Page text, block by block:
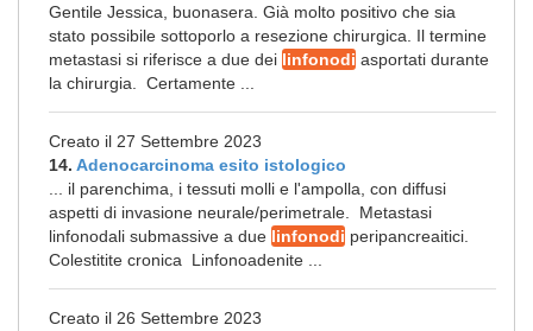
Gentile Jessica, buonasera. Già molto positivo che sia
stato possibile sottoporlo a resezione chirurgica. Il termine
metastasi si riferisce a due dei linfonodi asportati durante
la chirurgia. Certamente ...
Creato il 27 Settembre 2023
14. Adenocarcinoma esito istologico
... il parenchima, i tessuti molli e l'ampolla, con diffusi
aspetti di invasione neurale/perimetrale. Metastasi
linfonodali submassive a due linfonodi peripancreaitici.
Colestitite cronica Linfonoadenite ...
Creato il 26 Settembre 2023